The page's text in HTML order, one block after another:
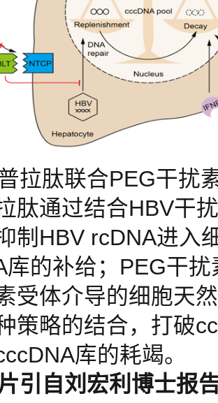
拉肽联合PEG干扰
肽通过结合HBV干
制HBV rcDNA进入
库的补给；PEG干
受体介导的细胞天
策略的结合，打破
库的耗竭。
引自刘宏利博士报